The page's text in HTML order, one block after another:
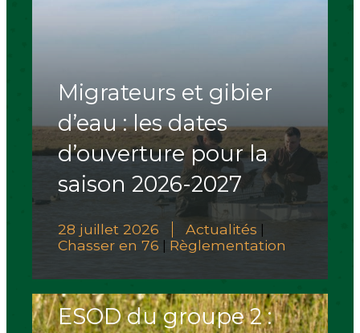
Migrateurs et gibier
d’eau : les dates
d’ouverture pour la
saison 2026-2027
28 juillet 2026 Actualités
Chasser en 76 Règlementation
ESOD du groupe 2 :